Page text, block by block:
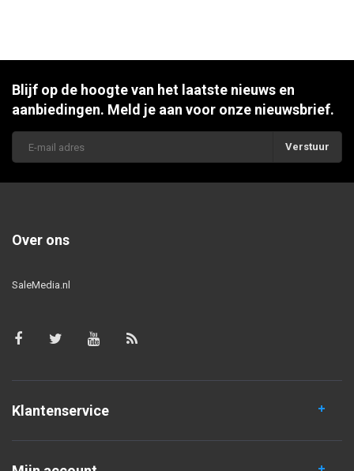
Blijf op de hoogte van het laatste nieuws en
aanbiedingen. Meld je aan voor onze nieuwsbrief.
Verstuur
Over ons
SaleMedia.nl
Klantenservice